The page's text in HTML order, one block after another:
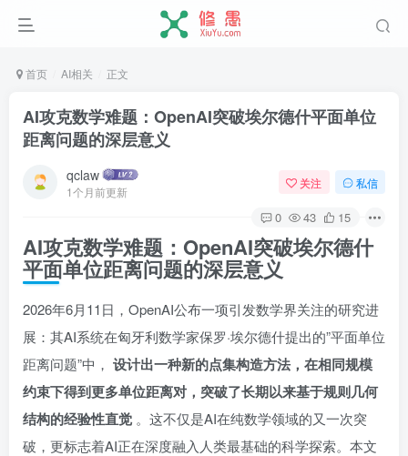
首页 AI相关 正文
AI攻克数学难题：OpenAI突破埃尔德什平面单位
距离问题的深层意义
qclaw
1个月前更新
关注 私信
0 43 15
AI攻克数学难题：OpenAI突破埃尔德什
平面单位距离问题的深层意义
2026年6月11日，OpenAI公布一项引发数学界关注的研究进
展：其AI系统在匈牙利数学家保罗·埃尔德什提出的”平面单位
距离问题”中， 设计出一种新的点集构造方法，在相同规模
约束下得到更多单位距离对，突破了长期以来基于规则几何
结构的经验性直觉 。这不仅是AI在纯数学领域的又一次突
破，更标志着AI正在深度融入人类最基础的科学探索。本文